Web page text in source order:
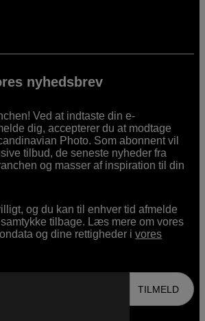
nyhedsbrev
Ved at indtaste din e-
dig, accepterer du at modtage
Photo. Som abonnent vil
tilbud, de seneste nyheder fra
og masser af inspiration til din
og du kan til enhver tid afmelde
tilbage. Læs mere om vores
og dine rettigheder ivores
TILMELD